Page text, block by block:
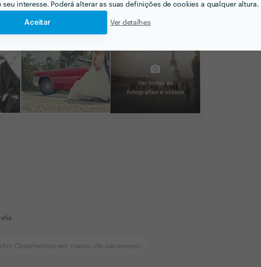
seu interesse. Poderá alterar as suas definições de cookies a qualquer altura.
Aceitar Ver detalhes
Ver todas as
fotografias e vídeos
Casamentos em marco-de-canaveses